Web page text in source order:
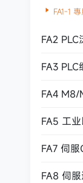
 FA1-1
FA2 PLC
FA3
FA4 M8/
FA5 工
FA7 伺
FA8 伺